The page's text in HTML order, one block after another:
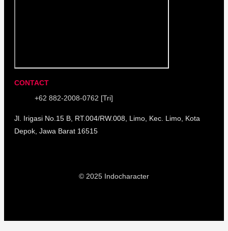
CONTACT
+62 882-2008-0762 [Tri]
Jl. Irigasi No.15 B, RT.004/RW.008, Limo, Kec. Limo, Kota
Depok, Jawa Barat 16515
© 2025 Indocharacter